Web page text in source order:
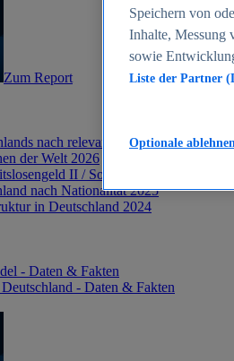
Zum Report
nach relevanten Altersgruppen 2024
der Welt 2026
II / Sozialgeld / Bürgergeld
nach Nationalität 2025
in Deutschland 2024
- Daten & Fakten
- Daten & Fakten
Speichern von
Inhalte, Messung
sowie
Liste der Partner
Optionale